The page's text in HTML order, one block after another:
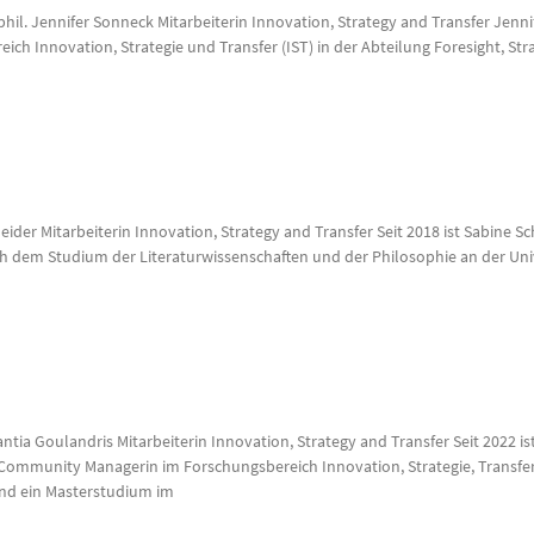
Jennifer Sonneck Mitarbeiterin Innovation, Strategy and Transfer
Innovation, Strategie und Transfer (IST) in der Abteilung Foresight,
Mitarbeiterin Innovation, Strategy and Transfer Seit 2018 ist Sabine
dem Studium der Literaturwissenschaften und der Philosophie an der
Goulandris Mitarbeiterin Innovation, Strategy and Transfer Seit 2022
Managerin im Forschungsbereich Innovation, Strategie,
ein Masterstudium im